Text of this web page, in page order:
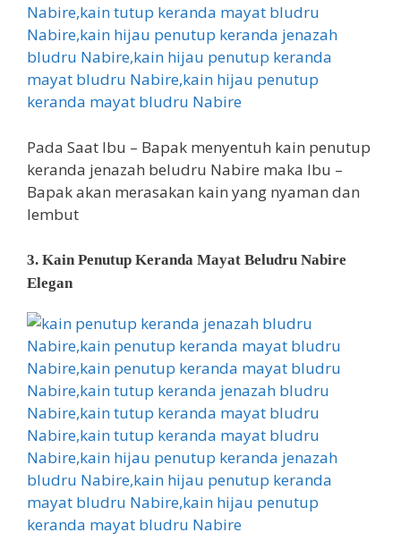
Pada Saat Ibu – Bapak menyentuh kain penutup
keranda jenazah beludru Nabire maka Ibu –
Bapak akan merasakan kain yang nyaman dan
lembut
3. Kain Penutup Keranda Mayat Beludru Nabire
Elegan